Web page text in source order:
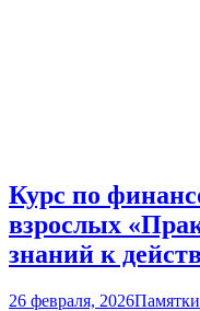
Курс по
взрослых
знаний к
26 февраля, 2026Памятки